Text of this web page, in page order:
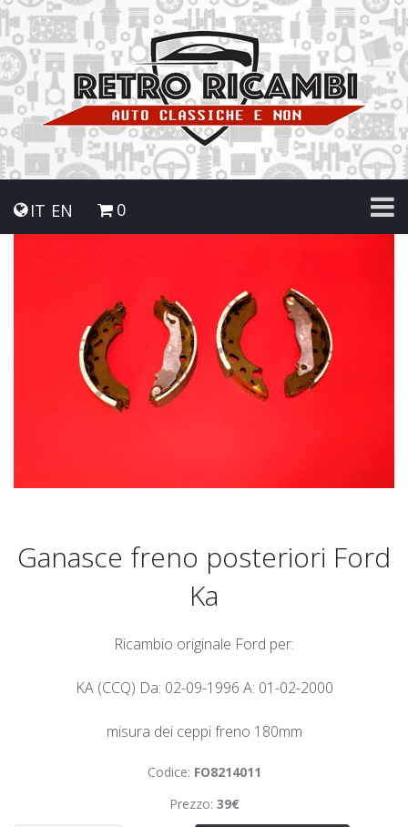
IT EN 0
Ganasce freno posteriori Ford
Ka
Ricambio originale Ford per:
KA (CCQ) Da: 02-09-1996 A: 01-02-2000
misura dei ceppi freno 180mm
Codice: FO8214011
Prezzo: 39€